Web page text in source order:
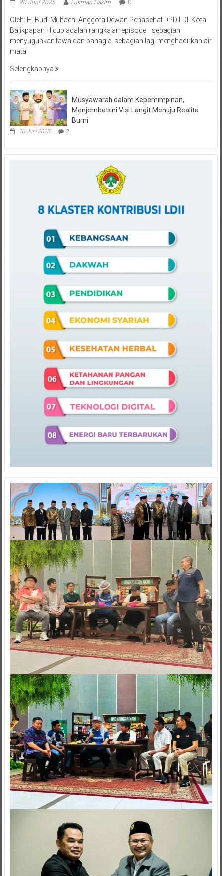
Balikpapan Hidup adalah rangkaian episode—sebagian
menyuguhkan tawa dan bahagia, sebagian lagi menghadirkan air
mata
Menjembatani Visi Langit Menuju Realita
Bumi
10 Juni 2025 2